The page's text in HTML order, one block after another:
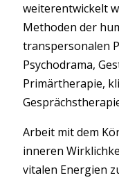
weiterentwickelt
Methoden der
transpersonalen
Psychodrama,
Primärtherapie,
Arbeit mit dem
inneren
vitalen Energien